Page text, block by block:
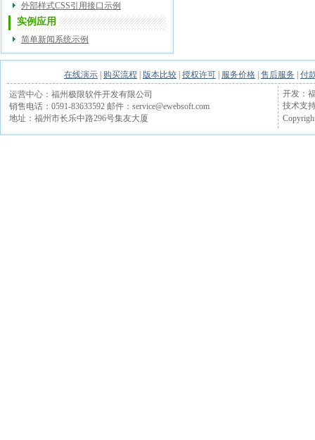
外部样式CSS引用接口示例
实例应用
简单新闻系统示例
在线演示 购买流程 版本比较 授权许可 服务价格 售后服务
付
运营中心：福州极限软件开发有限公司
销售电话：0591-83633592 邮件：service@ewebsoft.com
地址：福州市长乐中路296号集友大厦
开发：
技术支